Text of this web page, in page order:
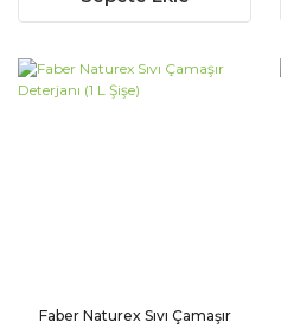
Faber Naturex Sıvı Çamaşır